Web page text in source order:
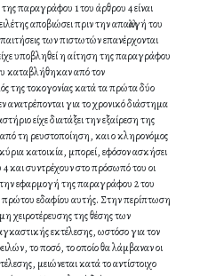
παραγράφου 1 του άρθρου 4 είναι
αποβιώσει πριν την απαλλαγή του
των πιστωτών επανέρχονται
υποβληθεί η αίτηση της παραγράφου
καταβλήθηκαν από τον
της τοκογονίας κατά τα πρώτα δύο
για το χρονικό διάστημα
είχε διατάξει την εξαίρεση της
τη ρευστοποίηση, και ο κληρονόμος
κατοικία, μπορεί, εφόσον ασκήσει
και συντρέχουν στο πρόσωπό του οι
εφαρμογή της παραγράφου 2 του
πρώτου εδαφίου αυτής. Στην περίπτωση
χειροτέρευσης της θέσης των
εκτέλεσης, ωστόσο για τον
το ποσό, το οποίο θα λάμβαναν οι
μειώνεται κατά το αντίστοιχο